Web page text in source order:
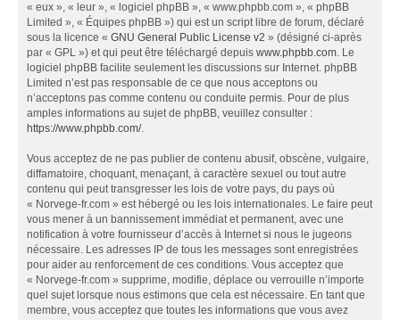
« eux », « leur », « logiciel phpBB », « www.phpbb.com », « phpBB
Limited », « Équipes phpBB ») qui est un script libre de forum, déclaré
sous la licence « GNU General Public License v2 » (désigné ci-après
par « GPL ») et qui peut être téléchargé depuis www.phpbb.com. Le
logiciel phpBB facilite seulement les discussions sur Internet. phpBB
Limited n’est pas responsable de ce que nous acceptons ou
n’acceptons pas comme contenu ou conduite permis. Pour de plus
amples informations au sujet de phpBB, veuillez consulter :
https://www.phpbb.com/.
Vous acceptez de ne pas publier de contenu abusif, obscène, vulgaire,
diffamatoire, choquant, menaçant, à caractère sexuel ou tout autre
contenu qui peut transgresser les lois de votre pays, du pays où
« Norvege-fr.com » est hébergé ou les lois internationales. Le faire peut
vous mener à un bannissement immédiat et permanent, avec une
notification à votre fournisseur d’accès à Internet si nous le jugeons
nécessaire. Les adresses IP de tous les messages sont enregistrées
pour aider au renforcement de ces conditions. Vous acceptez que
« Norvege-fr.com » supprime, modifie, déplace ou verrouille n’importe
quel sujet lorsque nous estimons que cela est nécessaire. En tant que
membre, vous acceptez que toutes les informations que vous avez